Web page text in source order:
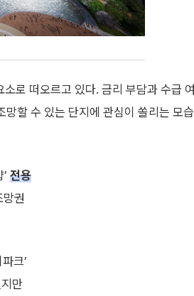
로 떠오르고 있다. 금리 부담과 수급 여
망할 수 있는 단지에 관심이 쏠리는 모습
전용
권
크’
만